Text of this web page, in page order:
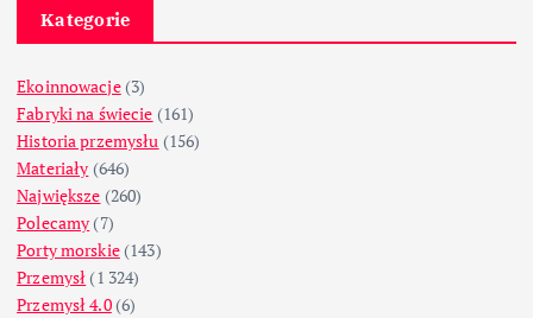
Kategorie
Ekoinnowacje(3)
Fabryki na świecie (161)
Historia przemysłu (156)
Materiały (646)
Największe (260)
Polecamy (7)
Porty morskie(143)
Przemysł (1 324)
Przemysł 4.0(6)